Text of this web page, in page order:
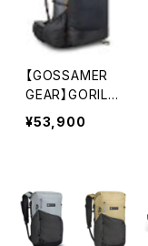
【GOSSAMER
GEAR】GORILL
A 50 R（GREY）
¥53,900